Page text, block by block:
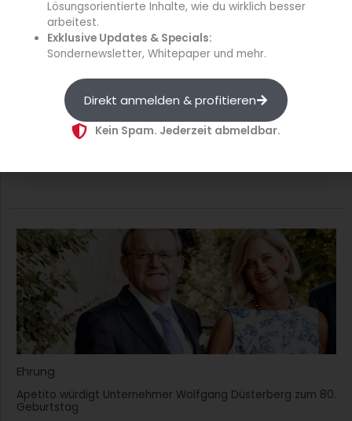
Objekt finden Interessierte auf der Website des
Unternehmens unterPentahotel Leipzig
Ehrung
Apetito würdigt Unternehmer Wolfgang Düsterberg zum 80.
Geburtstag
Lösungsorientierte Inhalte, wie du wirklich besser
arbeitest.
Exklusive Updates & Specials:
Sondernewsletter, Whitepaper und mehr.
Direkt anmelden & profitieren
Kein Spam. Jederzeit abmeldbar.